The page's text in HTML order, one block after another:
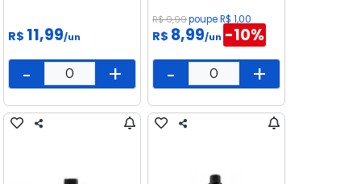
R$ 11,99/un
- +
R$ 9,99poupe R$ 1,00
R$ 8,99/un -10%
- +